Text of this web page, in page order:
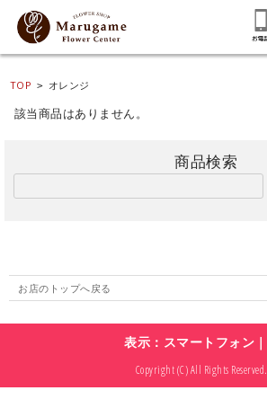
TOP > オレンジ
該当商品はありません。
商品検索
お店のトップへ戻る
表示：スマートフォン｜
Copyright (C) All Rights Reserved.